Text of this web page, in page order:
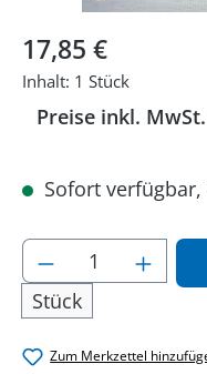
Regulärer Preis:
17,85 €
Inhalt: 1 Stück
Preise inkl.
Sofort
Produkt
Stück
Zum Merkzettel